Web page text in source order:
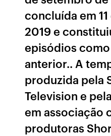
concluída em
2019 e
episódios
anterior.. A
produzida pela
Television e
em associação
produtoras